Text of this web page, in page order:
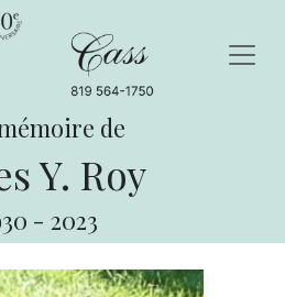
de
Y. Roy
- 2023